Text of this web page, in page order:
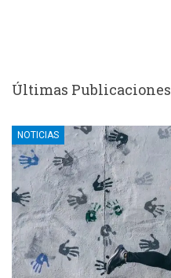
Últimas Publicaciones
NOTICIAS